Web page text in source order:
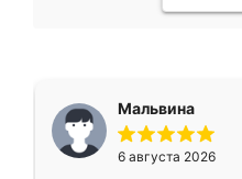
Мальвина
6 августа 2026